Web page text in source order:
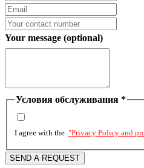
Your message (optional)
Условия обслуживания *
I agree with the "Privacy Policy and
SEND A REQUEST